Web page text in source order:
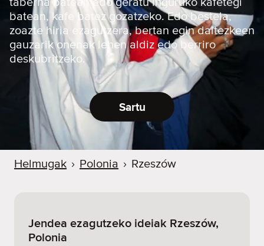
taberna batean edo geratu inguruko kafetegi
batean, kafe batez gozatzeko. Edo bestela,
zoazte hiria ezagutzera, bertan egin daitezkeen
gauzarik onenak lehen aldiz edo berriro
deskubritzeko.
Sartu
Helmugak › Polonia › Rzeszów
Jendea ezagutzeko ideiak Rzeszów,
Polonia